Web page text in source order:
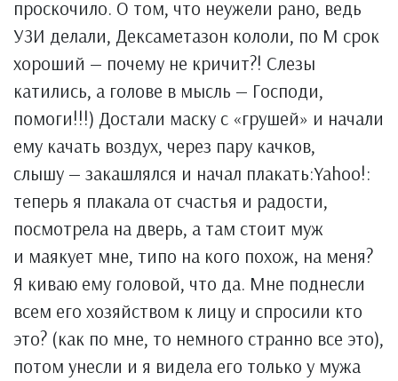
проскочило. О том, что неужели рано, ведь
УЗИ делали, Дексаметазон кололи, по М срок
хороший — почему не кричит?! Слезы
катились, а голове в мысль — Господи,
помоги!!!) Достали маску с «грушей» и начали
ему качать воздух, через пару качков,
слышу — закашлялся и начал плакать:Yahoo!:
теперь я плакала от счастья и радости,
посмотрела на дверь, а там стоит муж
и маякует мне, типо на кого похож, на меня?
Я киваю ему головой, что да. Мне поднесли
всем его хозяйством к лицу и спросили кто
это? (как по мне, то немного странно все это),
потом унесли и я видела его только у мужа